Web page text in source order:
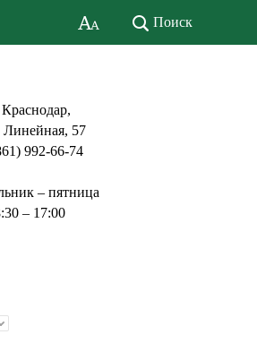
Поиск
57
992-66-74
– пятница
17:00